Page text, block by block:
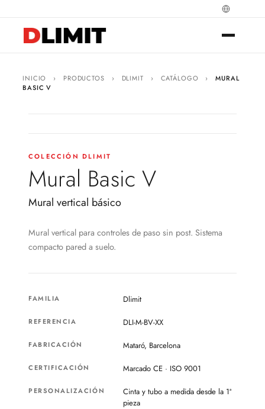
INICIO › PRODUCTOS › DLIMIT › CATÁLOGO ›
MURAL
BASIC V
COLECCIÓN DLIMIT
Mural Basic V
Mural vertical básico
Mural vertical para controles de paso sin post. Sistema
compacto pared a suelo.
FAMILIA Dlimit
REFERENCIA DLI-M-BV-XX
FABRICACIÓN Mataró, Barcelona
CERTIFICACIÓN Marcado CE · ISO 9001
PERSONALIZACIÓN
Cinta y tubo a medida desde la 1ª
pieza